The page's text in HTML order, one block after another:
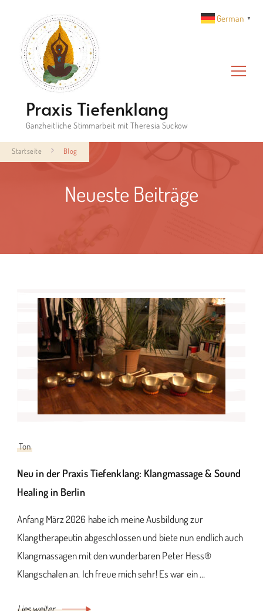
Praxis Tiefenklang
Ganzheitliche Stimmarbeit mit Theresia Suckow
Startseite Blog
Neueste Beiträge
Ton
Neu in der Praxis Tiefenklang: Klangmassage & Sound
Healing in Berlin
Anfang März 2026 habe ich meine Ausbildung zur
Klangtherapeutin abgeschlossen und biete nun endlich auch
Klangmassagen mit den wunderbaren Peter Hess®
Klangschalen an. Ich freue mich sehr! Es war ein …
German ▼